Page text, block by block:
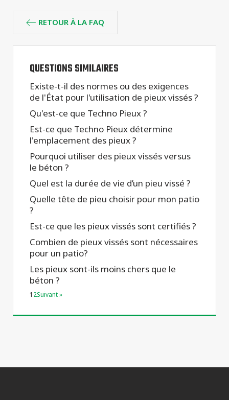
RETOUR À LA FAQ
QUESTIONS SIMILAIRES
Existe-t-il des normes ou des exigences
de l'État pour l'utilisation de pieux vissés ?
Qu'est-ce que Techno Pieux ?
Est-ce que Techno Pieux détermine
l'emplacement des pieux ?
Pourquoi utiliser des pieux vissés versus
le béton ?
Quel est la durée de vie d’un pieu vissé ?
Quelle tête de pieu choisir pour mon patio
?
Est-ce que les pieux vissés sont certifiés ?
Combien de pieux vissés sont nécessaires
pour un patio?
Les pieux sont-ils moins chers que le
béton ?
1 2Suivant »